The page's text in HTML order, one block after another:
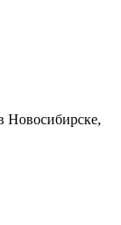
Новосибирске,